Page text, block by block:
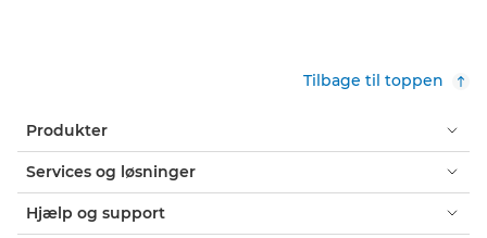
Tilbage til toppen
Produkter
Services og løsninger
Hjælp og support